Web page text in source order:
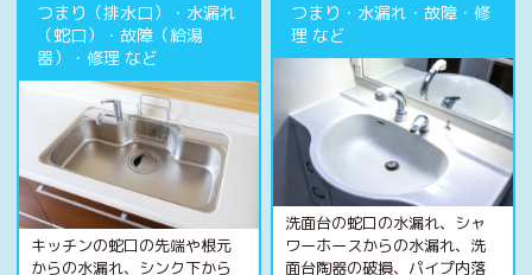
つまり（排水口）・水漏れ
（蛇口）・故障（給湯
器）・修理 など
キッチンの蛇口の先端や根元
からの水漏れ、シンク下から
つまり・水漏れ・故障・修
理 など
洗面台の蛇口の水漏れ、シャ
ワーホースからの水漏れ、洗
面台陶器の破損、パイプ内落